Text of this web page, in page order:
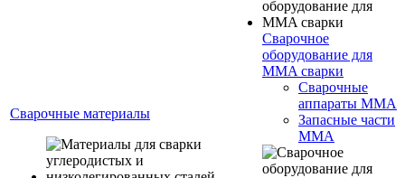
Сварочные материалы
Сварочное
оборудование для
MMA сварки
Сварочные
аппараты MMA
Запасные части
MMA